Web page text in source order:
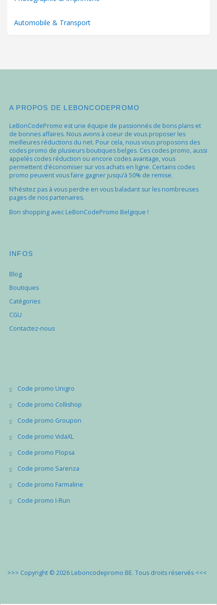
Automobile & Transport
A PROPOS DE LEBONCODEPROMO
LeBonCodePromo est une équipe de passionnés de bons plans et
de bonnes affaires. Nous avons à coeur de vous proposer les
meilleures réductions du net. Pour cela, nous vous proposons des
codes promo de plusieurs boutiques belges. Ces codes promo, aussi
appelés codes réduction ou encore codes avantage, vous
permettent d’économiser sur vos achats en ligne. Certains codes
promo peuvent vous faire gagner jusqu’à 50% de remise.
N’hésitez pas à vous perdre en vous baladant sur les nombreuses
pages de nos partenaires.
Bon shopping avec LeBonCodePromo Belgique !
INFOS
Blog
Boutiques
Catégories
CGU
Contactez-nous
Code promo Unigro
Code promo Collishop
Code promo Groupon
Code promo VidaXL
Code promo Plopsa
Code promo Sarenza
Code promo Farmaline
Code promo I-Run
>>> Copyright © 2026 Leboncodepromo BE. Tous droits réservés <<<